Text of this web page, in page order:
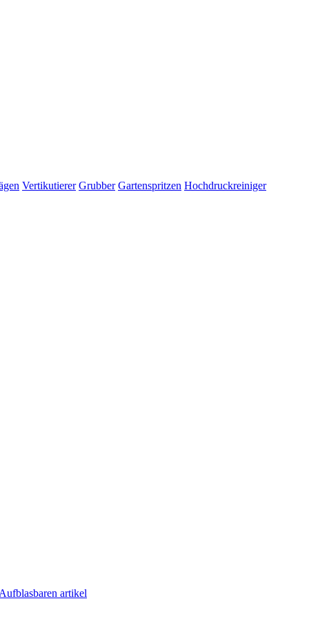
Vertikutierer Grubber Gartenspritzen Hochdruckreiniger
Aufblasbaren artikel